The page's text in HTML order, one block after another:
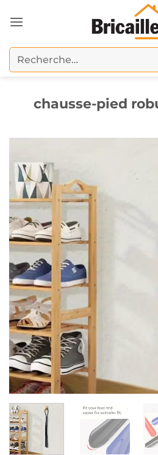
au
Recherche
pour :
chausse-pied